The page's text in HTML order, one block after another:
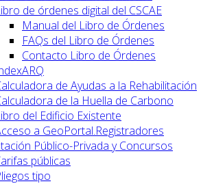
de órdenes digital del CSCAE
Manual del Libro de Órdenes
FAQs del Libro de Órdenes
Contacto Libro de Órdenes
de Ayudas a la Rehabilitación
de la Huella de Carbono
del Edificio Existente
a GeoPortal.Registradores
Público-Privada y Concursos
públicas
tipo